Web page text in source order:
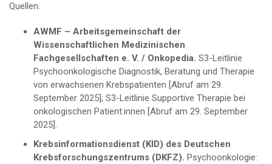
Quellen:
AWMF – Arbeitsgemeinschaft der
Wissenschaftlichen Medizinischen
Fachgesellschaften e. V. / Onkopedia. S3-Leitlinie
Psychoonkologische Diagnostik, Beratung und Therapie
von erwachsenen Krebspatienten [Abruf am 29.
September 2025]; S3-Leitlinie Supportive Therapie bei
onkologischen Patient:innen [Abruf am 29. September
2025].
Krebsinformationsdienst (KID) des Deutschen
Krebsforschungszentrums (DKFZ). Psychoonkologie: